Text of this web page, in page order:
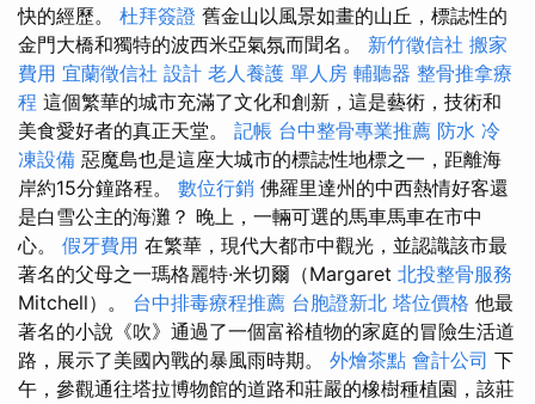
快的經歷。 杜拜簽證 舊金山以風景如畫的山丘，標誌性的
金門大橋和獨特的波西米亞氣氛而聞名。 新竹徵信社 搬家
費用 宜蘭徵信社 設計 老人養護 單人房 輔聽器 整骨推拿療
程 這個繁華的城市充滿了文化和創新，這是藝術，技術和
美食愛好者的真正天堂。 記帳 台中整骨專業推薦 防水 冷
凍設備 惡魔島也是這座大城市的標誌性地標之一，距離海
岸約15分鐘路程。 數位行銷 佛羅里達州的中西熱情好客還
是白雪公主的海灘？ 晚上，一輛可選的馬車馬車在市中
心。 假牙費用 在繁華，現代大都市中觀光，並認識該市最
著名的父母之一瑪格麗特·米切爾（Margaret 北投整骨服務
Mitchell）。 台中排毒療程推薦 台胞證新北 塔位價格 他最
著名的小說《吹》通過了一個富裕植物的家庭的冒險生活道
路，展示了美國內戰的暴風雨時期。 外燴茶點 會計公司 下
午，參觀通往塔拉博物館的道路和莊嚴的橡樹種植園，該莊